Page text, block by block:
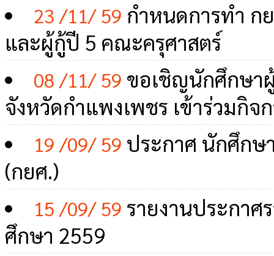
23 /11/ 59 กำหนดการทำ ก
และผู้กู้ปี 5 คณะครุศาสตร์
08 /11/ 59 ขอเชิญนักศึกษา
จังหวัดกำแพงเพชร เข้าร่วมกิจ
19 /09/ 59 ประกาศ นักศึกษ
(กยศ.)
15 /09/ 59 รายงานประกาศ
ศึกษา 2559